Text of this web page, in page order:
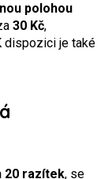
polohou
30 Kč,
dispozici je také
20 razítek, se